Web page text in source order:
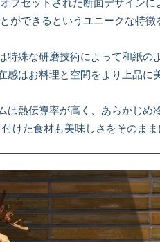
フセットされた断面デザインに
ができるというユニークな特徴
特殊な研磨技術によって和紙の
感はお料理と空間をより上品に
は熱伝導率が高く、あらかじめ
けた食材も美味しさをそのま